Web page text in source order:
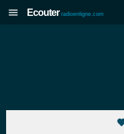
Ecouter radioenligne.com